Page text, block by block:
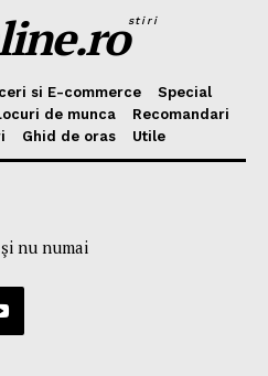
stiri
si E-commerce
Special
de munca
Recomandari
Ghid de oras Utile
nu numai